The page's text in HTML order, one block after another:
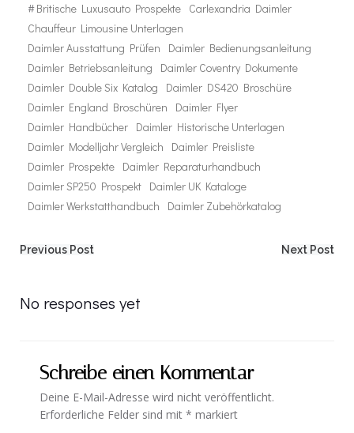
#Britische Luxusauto Prospekte Carlexandria Daimler
Chauffeur Limousine Unterlagen
Daimler Ausstattung Prüfen
Daimler Bedienungsanleitung
Daimler Betriebsanleitung
Daimler Coventry Dokumente
Daimler Double Six Katalog
Daimler DS420 Broschüre
Daimler England Broschüren
Daimler Flyer
Daimler Handbücher Daimler Historische Unterlagen
Daimler Modelljahr Vergleich
Daimler Preisliste
Daimler Prospekte Daimler Reparaturhandbuch
Daimler SP250 Prospekt Daimler UK Kataloge
Daimler Werkstatthandbuch
Daimler Zubehörkatalog
Post
navigation
Previous Post Next Post
No responses yet
Schreibe einen Kommentar
Deine E-Mail-Adresse wird nicht veröffentlicht.
Erforderliche Felder sind mit * markiert